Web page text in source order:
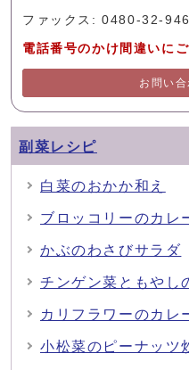
ファックス: 0480-32-
電話番号のかけ間違いに
お問い
副菜レシピ
白菜のおかか和え
ブロッコリーのカレ
かぶのわさびサラダ
チンゲン菜ともやし
カリフラワーのカレ
小松菜のピーナッツ